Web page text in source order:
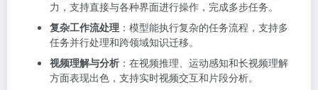
力，支持直接与各种界面进行操作，完成多步任务。
复杂工作流处理 ：模型能执行复杂的任务流程，支持多
任务并行处理和跨领域知识迁移。
视频理解与分析 ：在视频推理、运动感知和长视频理解
方面表现出色，支持实时视频交互和片段分析。